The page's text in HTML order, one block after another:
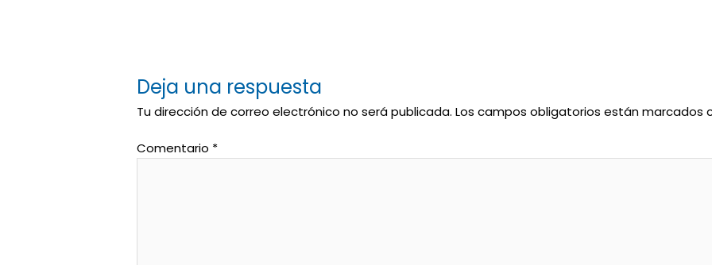
Deja una respuesta
Tu dirección de correo electrónico no será publicada. Los campos obligatorios están marcados
Comentario *